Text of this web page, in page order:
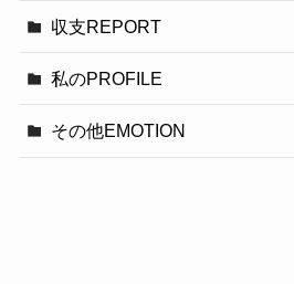
収支REPORT
私のPROFILE
その他EMOTION